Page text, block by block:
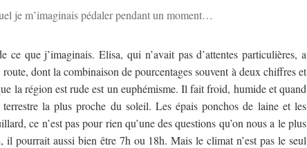
je m’imaginais pédaler pendant un moment…
que j’imaginais. Elisa, qui n’avait pas d’attentes particulières, a
dont la combinaison de pourcentages souvent à deux chiffres et
la région est rude est un euphémisme. Il fait froid, humide et quand
la plus proche du soleil. Les épais ponchos de laine et les
ce n’est pas pour rien qu’une des questions qu’on nous a le plus
pourrait aussi bien être 7h ou 18h. Mais le climat n’est pas le seul